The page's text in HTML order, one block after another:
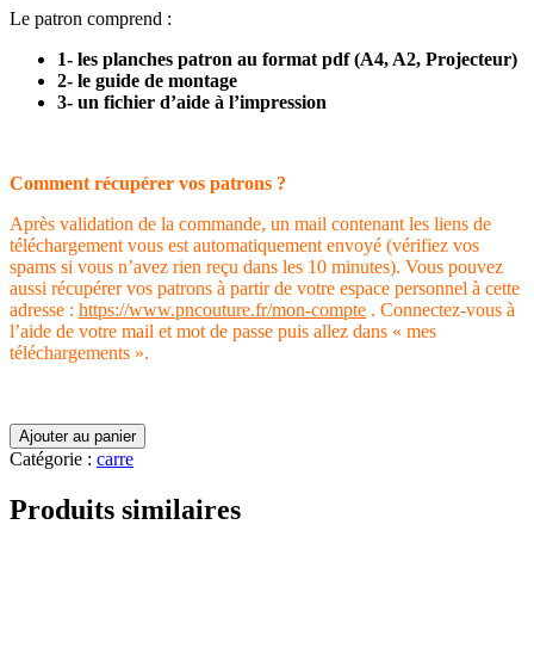
Le patron comprend :
1- les planches patron au format pdf (A4, A2, Projecteur)
2- le guide de montage
3- un fichier d’aide à l’impression
Comment récupérer vos patrons ?
Après validation de la commande, un mail contenant les liens de
téléchargement vous est automatiquement envoyé (vérifiez vos
spams si vous n’avez rien reçu dans les 10 minutes). Vous pouvez
aussi récupérer vos patrons à partir de votre espace personnel à cette
adresse : https://www.pncouture.fr/mon-compte . Connectez-vous à
l’aide de votre mail et mot de passe puis allez dans « mes
téléchargements ».
quantité
de
Trousse
carrée
Ajouter au panier
Catégorie : carre
Produits similaires